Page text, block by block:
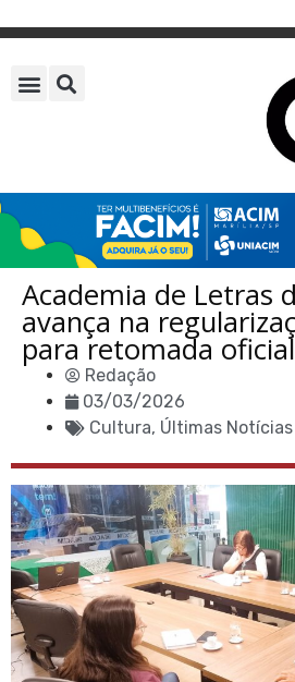
Academia de Letras
avança na
para retomada oficial
Redação
03/03/2026
Cultura, Últimas Notícias